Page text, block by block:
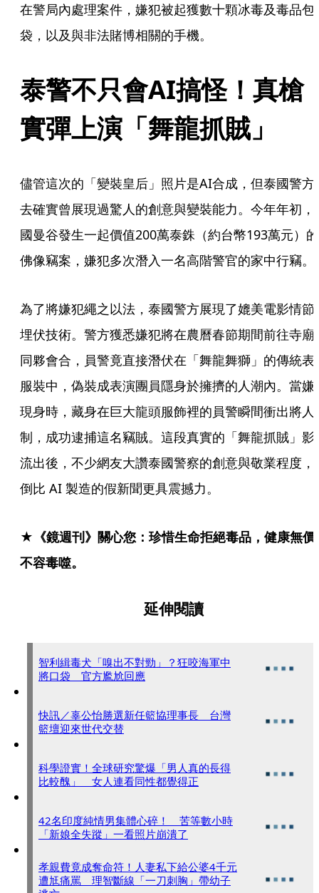
在警局內處理案件，嫌犯被起獲數十顆冰毒及毒品包
袋，以及與非法賭博相關的手機。
泰警不只會AI搞怪！真槍
實彈上演「舞龍抓賊」
儘管這次的「變裝皇后」照片是AI合成，但泰國警方
去確實曾展現過驚人的創意與變裝能力。今年年初，
國曼谷發生一起價值200萬泰銖（約台幣193萬元）的
佛像竊案，嫌犯多次潛入一名高階警官的家中行竊。
為了將嫌犯繩之以法，泰國警方展現了媲美電影情節
埋伏技術。警方獲悉嫌犯將在農曆春節期間前往寺廟
同夥會合，員警竟直接潛伏在「舞龍舞獅」的傳統表
服裝中，偽裝成表演團員隱身於擁擠的人潮內。當嫌
現身時，藏身在巨大龍頭服飾裡的員警瞬間衝出將人
制，成功逮捕這名竊賊。這段真實的「舞龍抓賊」影
流出後，不少網友大讚泰國警察的創意與敬業程度，
倒比 AI 製造的假新聞更具震撼力。
★《鏡週刊》關心您：珍惜生命拒絕毒品，健康無價
不容毒噬。
延伸閱讀
智利緝毒犬「嗅出不對勁」？狂咬海軍中
將口袋 官方尷尬回應
快訊／辜公怡勝選新任籃協理事長 台灣
籃壇迎來世代交替
科學證實！全球研究驚爆「男人真的長得
比較醜」 女人連看同性都覺得正
42名印度純情男集體心碎！ 苦等數小時
「新娘全失蹤」一看照片崩潰了
孝親費竟成奪命符！人妻私下給公婆4千元
遭尪痛罵 理智斷線「一刀刺胸」帶幼子